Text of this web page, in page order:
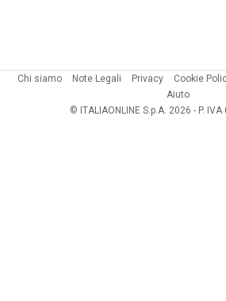
Chi siamo Note Legali Privacy Cookie
Aiuto
© ITALIAONLINE S.p.A. 2026 - P.